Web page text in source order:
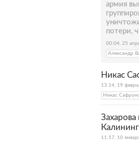
армия
потери,
00:04, 25
Александр
Никас
13:14, 19
Никас
11:57, 10